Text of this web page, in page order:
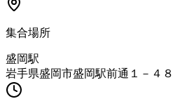
集合場所
盛岡駅
岩手県盛岡市盛岡駅前通１－４８